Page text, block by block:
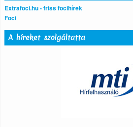
Extrafoci.hu - friss focihírek
Foci
A híreket szolgáltatta